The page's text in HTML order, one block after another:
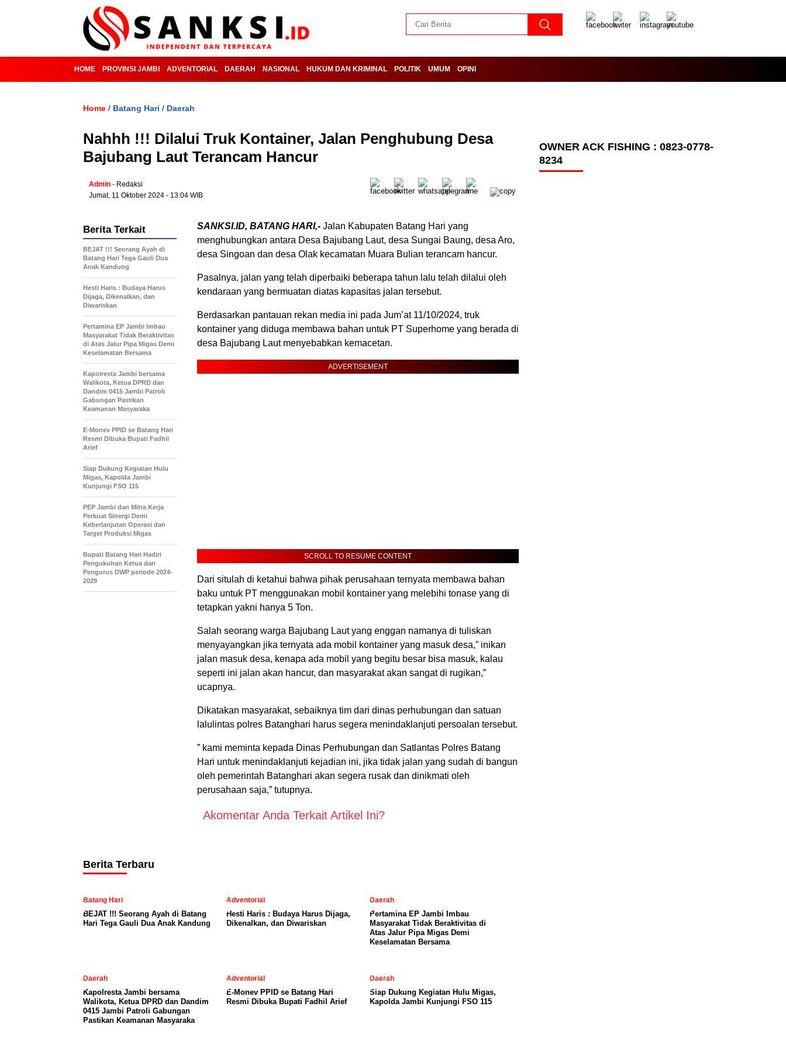
HOME PROVINSI JAMBI ADVENTORIAL DAERAH NASIONAL HUKUM DAN KRIMINAL POLITIK UMUM OPINI
Home / Batang Hari / Daerah
Nahhh !!! Dilalui Truk Kontainer, Jalan Penghubung Desa
Bajubang Laut Terancam Hancur
Admin - Redaksi
Jumat, 11 Oktober 2024 - 13:04 WIB
SANKSI.ID, BATANG HARI,- Jalan Kabupaten Batang Hari yang
menghubungkan antara Desa Bajubang Laut, desa Sungai Baung, desa Aro,
desa Singoan dan desa Olak kecamatan Muara Bulian terancam hancur.
Pasalnya, jalan yang telah diperbaiki beberapa tahun lalu telah dilalui oleh
kendaraan yang bermuatan diatas kapasitas jalan tersebut.
Berdasarkan pantauan rekan media ini pada Jum’at 11/10/2024, truk
kontainer yang diduga membawa bahan untuk PT Superhome yang berada di
desa Bajubang Laut menyebabkan kemacetan.
ADVERTISEMENT
SCROLL TO RESUME CONTENT
Dari situlah di ketahui bahwa pihak perusahaan ternyata membawa bahan
baku untuk PT menggunakan mobil kontainer yang melebihi tonase yang di
tetapkan yakni hanya 5 Ton.
Salah seorang warga Bajubang Laut yang enggan namanya di tuliskan
menyayangkan jika ternyata ada mobil kontainer yang masuk desa,” inikan
jalan masuk desa, kenapa ada mobil yang begitu besar bisa masuk, kalau
seperti ini jalan akan hancur, dan masyarakat akan sangat di rugikan,”
ucapnya.
Dikatakan masyarakat, sebaiknya tim dari dinas perhubungan dan satuan
lalulintas polres Batanghari harus segera menindaklanjuti persoalan tersebut.
” kami meminta kepada Dinas Perhubungan dan Satlantas Polres Batang
Hari untuk menindaklanjuti kejadian ini, jika tidak jalan yang sudah di bangun
oleh pemerintah Batanghari akan segera rusak dan dinikmati oleh
perusahaan saja,” tutupnya.
Akomentar Anda Terkait Artikel Ini?
Berita Terkait
BEJAT !!! Seorang Ayah di
Batang Hari Tega Gauli Dua
Anak Kandung
Hesti Haris : Budaya Harus
Dijaga, Dikenalkan, dan
Diwariskan
Pertamina EP Jambi Imbau
Masyarakat Tidak Beraktivitas
di Atas Jalur Pipa Migas Demi
Keselamatan Bersama
Kapolresta Jambi bersama
Walikota, Ketua DPRD dan
Dandim 0415 Jambi Patroli
Gabungan Pastikan
Keamanan Masyaraka
E-Monev PPID se Batang Hari
Resmi Dibuka Bupati Fadhil
Arief
Siap Dukung Kegiatan Hulu
Migas, Kapolda Jambi
Kunjungi FSO 115
PEP Jambi dan Mitra Kerja
Perkuat Sinergi Demi
Keberlanjutan Operasi dan
Target Produksi Migas
Bupati Batang Hari Hadiri
Pengukuhan Ketua dan
Pengurus DWP periode 2024-
2029
Berita Terbaru
Batang Hari
BEJAT !!! Seorang Ayah di Batang
Hari Tega Gauli Dua Anak Kandung
Adventorial
Hesti Haris : Budaya Harus Dijaga,
Dikenalkan, dan Diwariskan
Daerah
Pertamina EP Jambi Imbau
Masyarakat Tidak Beraktivitas di
Atas Jalur Pipa Migas Demi
Keselamatan Bersama
Daerah
Kapolresta Jambi bersama
Walikota, Ketua DPRD dan Dandim
0415 Jambi Patroli Gabungan
Pastikan Keamanan Masyaraka
Adventorial
E-Monev PPID se Batang Hari
Resmi Dibuka Bupati Fadhil Arief
Daerah
Siap Dukung Kegiatan Hulu Migas,
Kapolda Jambi Kunjungi FSO 115
OWNER ACK FISHING : 0823-0778-
8234